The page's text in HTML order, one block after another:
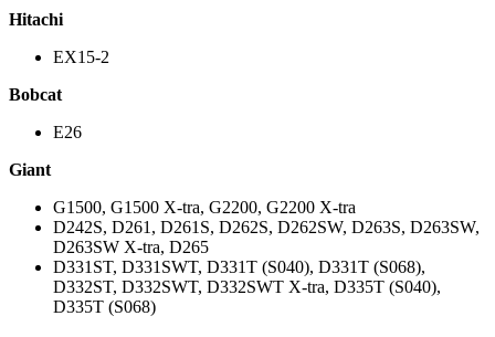
Hitachi
EX15-2
Bobcat
E26
Giant
G1500, G1500 X-tra, G2200, G2200 X-tra
D242S, D261, D261S, D262S, D262SW, D263S, D263SW,
D263SW X-tra, D265
D331ST, D331SWT, D331T (S040), D331T (S068),
D332ST, D332SWT, D332SWT X-tra, D335T (S040),
D335T (S068)